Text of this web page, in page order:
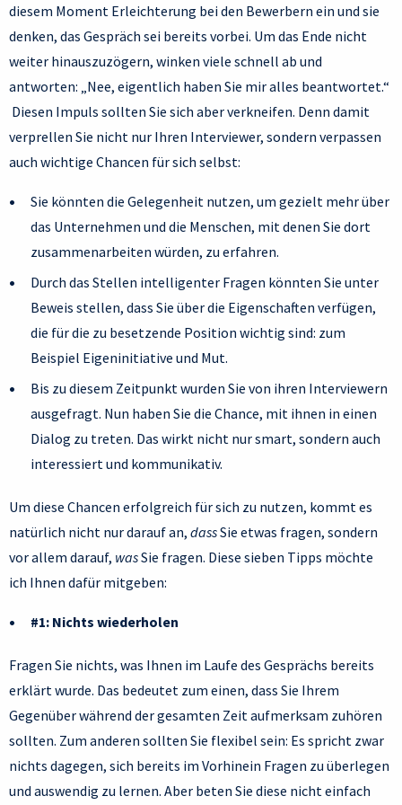
diesem Moment Erleichterung bei den Bewerbern ein und sie
denken, das Gespräch sei bereits vorbei. Um das Ende nicht
weiter hinauszuzögern, winken viele schnell ab und
antworten: „Nee, eigentlich haben Sie mir alles beantwortet.“
Diesen Impuls sollten Sie sich aber verkneifen. Denn damit
verprellen Sie nicht nur Ihren Interviewer, sondern verpassen
auch wichtige Chancen für sich selbst:
Sie könnten die Gelegenheit nutzen, um gezielt mehr über
das Unternehmen und die Menschen, mit denen Sie dort
zusammenarbeiten würden, zu erfahren.
Durch das Stellen intelligenter Fragen könnten Sie unter
Beweis stellen, dass Sie über die Eigenschaften verfügen,
die für die zu besetzende Position wichtig sind: zum
Beispiel Eigeninitiative und Mut.
Bis zu diesem Zeitpunkt wurden Sie von ihren Interviewern
ausgefragt. Nun haben Sie die Chance, mit ihnen in einen
Dialog zu treten. Das wirkt nicht nur smart, sondern auch
interessiert und kommunikativ.
Um diese Chancen erfolgreich für sich zu nutzen, kommt es
natürlich nicht nur darauf an, dassSie etwas fragen, sondern
vor allem darauf, wasSie fragen. Diese sieben Tipps möchte
ich Ihnen dafür mitgeben:
#1: Nichts wiederholen
Fragen Sie nichts, was Ihnen im Laufe des Gesprächs bereits
erklärt wurde. Das bedeutet zum einen, dass Sie Ihrem
Gegenüber während der gesamten Zeit aufmerksam zuhören
sollten. Zum anderen sollten Sie flexibel sein: Es spricht zwar
nichts dagegen, sich bereits im Vorhinein Fragen zu überlegen
und auswendig zu lernen. Aber beten Sie diese nicht einfach